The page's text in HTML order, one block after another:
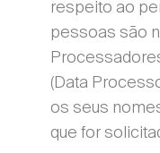
respeito ao
pessoas são
(Data
os seus
que for